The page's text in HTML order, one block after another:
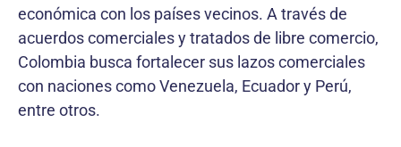
económica con los países vecinos. A través de
acuerdos comerciales y tratados de libre comercio,
Colombia busca fortalecer sus lazos comerciales
con naciones como Venezuela, Ecuador y Perú,
entre otros.